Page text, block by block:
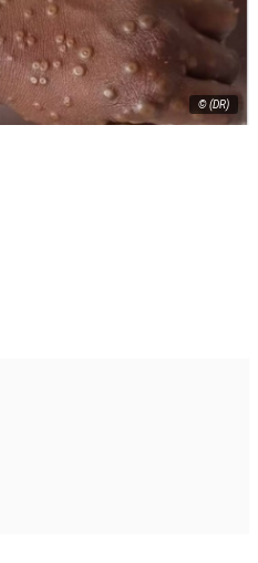
© (DR)